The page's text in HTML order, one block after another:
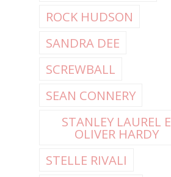
ROCK HUDSON
SANDRA DEE
SCREWBALL
SEAN CONNERY
STANLEY LAUREL E
OLIVER HARDY
STELLE RIVALI